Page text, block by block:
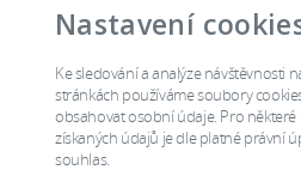
Nastavení
Ke sledování a analýze návštěvnosti
stránkách používáme soubory
obsahovat osobní údaje. Pro některé
získaných údajů je dle platné právní
souhlas.
Úřední deska Kontakty
Jednání soudu
Soudci
Výroční zpráva navsteva
rozhodnuti
info_verejnost dalsi_ruzne